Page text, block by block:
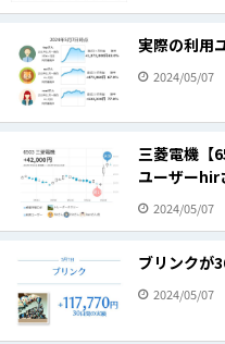
実際の利用
2024/05/07
三菱電機【
ユーザーhir
2024/05/07
ブリンクが
2024/05/07